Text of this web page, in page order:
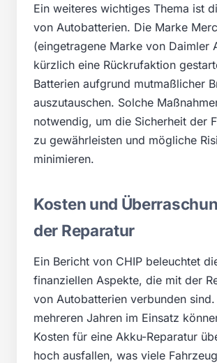
Ein weiteres wichtiges Thema ist
von Autobatterien. Die Marke
(eingetragene Marke von Daimler
kürzlich eine Rückrufaktion
Batterien aufgrund mutmaßlicher
auszutauschen. Solche
notwendig, um die Sicherheit der
zu gewährleisten und mögliche
minimieren.
Kosten und
der Reparatur
Ein Bericht von CHIP beleuchtet
finanziellen Aspekte, die mit der
von Autobatterien verbunden
mehreren Jahren im Einsatz
Kosten für eine Akku-Reparatur
hoch ausfallen, was viele